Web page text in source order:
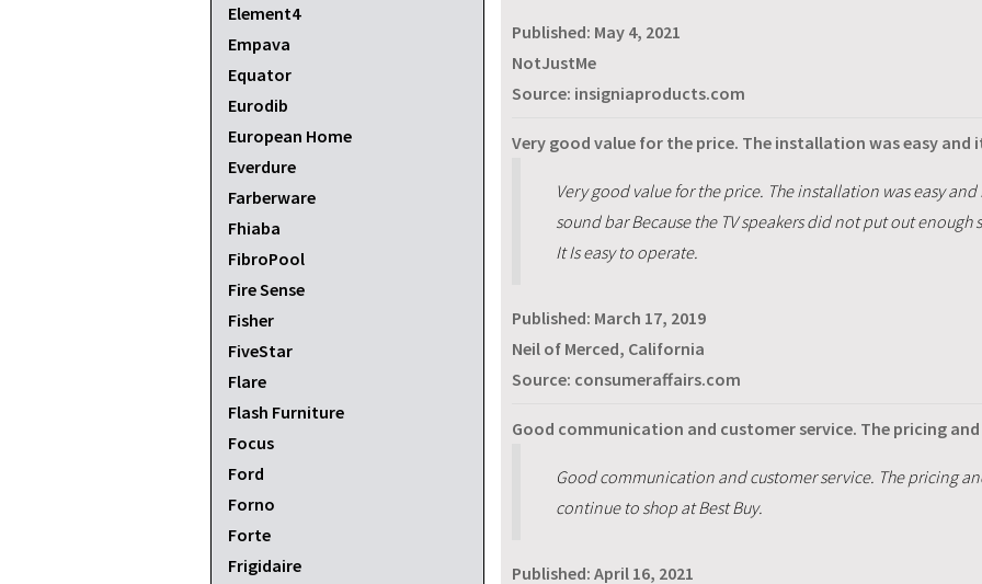
Element4
Empava
Equator
Eurodib
European Home
Everdure
Farberware
Fhiaba
FibroPool
Fire Sense
Fisher
FiveStar
Flare
Flash Furniture
Focus
Ford
Forno
Forte
Frigidaire
Published: May 4, 2021
NotJustMe
Source: insigniaproducts.com
Very good value for the price. The installation was easy and
Very good value for the price. The installation was easy
sound bar Because the TV speakers did not put out enough
It Is easy to operate.
Published: March 17, 2019
Neil of Merced, California
Source: consumeraffairs.com
Good communication and customer service. The pricing
Good communication and customer service. The pricing
continue to shop at Best Buy.
Published: April 16, 2021